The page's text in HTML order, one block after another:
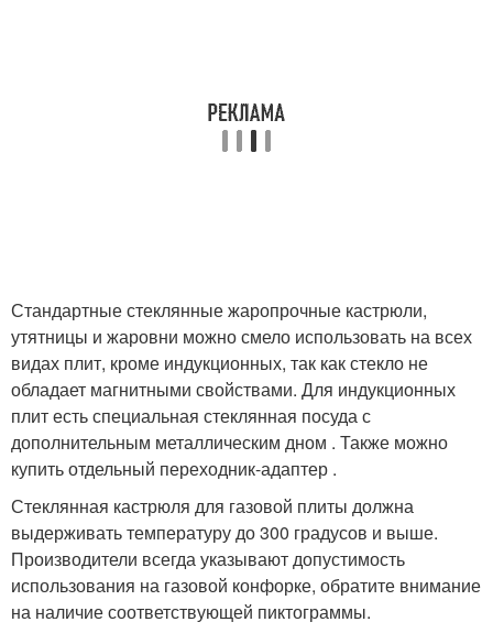
Стандартные стеклянные жаропрочные кастрюли,
утятницы и жаровни можно смело использовать на всех
видах плит, кроме индукционных, так как стекло не
обладает магнитными свойствами. Для индукционных
плит есть специальная стеклянная посуда с
дополнительным металлическим дном . Также можно
купить отдельный переходник-адаптер .
Стеклянная кастрюля для газовой плиты должна
выдерживать температуру до 300 градусов и выше.
Производители всегда указывают допустимость
использования на газовой конфорке, обратите внимание
на наличие соответствующей пиктограммы.